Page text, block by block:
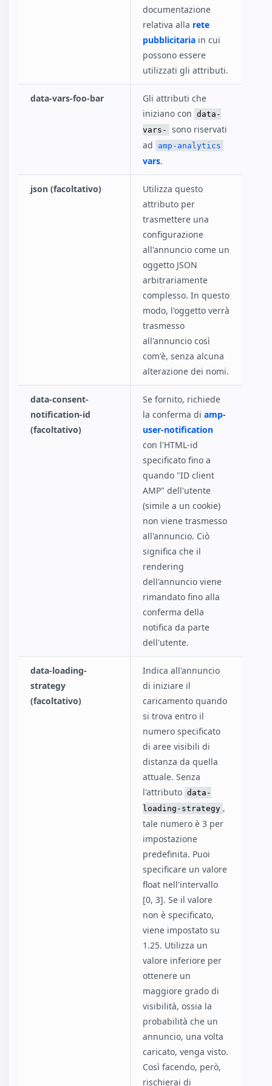
documentazione
relativa alla rete
pubblicitaria in cui
possono essere
utilizzati gli attributi.
data-vars-foo-bar
Gli attributi che
iniziano con data-
vars-
sono riservati
ad
amp-analytics
vars.
json (facoltativo)
Utilizza questo
attributo per
trasmettere una
configurazione
all'annuncio come un
oggetto JSON
arbitrariamente
complesso. In questo
modo, l'oggetto verrà
trasmesso
all'annuncio così
com'è, senza alcuna
alterazione dei nomi.
data-consent-
notification-id
(facoltativo)
Se fornito, richiede
la conferma di amp-
user-notification
con l'HTML-id
specificato fino a
quando "ID client
AMP" dell'utente
(simile a un cookie)
non viene trasmesso
all'annuncio. Ciò
significa che il
rendering
dell'annuncio viene
rimandato fino alla
conferma della
notifica da parte
dell'utente.
data-loading-
strategy
(facoltativo)
Indica all'annuncio
di iniziare il
caricamento quando
si trova entro il
numero specificato
di aree visibili di
distanza da quella
attuale. Senza
l'attributo data-
loading-strategy ,
tale numero è 3 per
impostazione
predefinita. Puoi
specificare un valore
float nell'intervallo
[0, 3]. Se il valore
non è specificato,
viene impostato su
1.25. Utilizza un
valore inferiore per
ottenere un
maggiore grado di
visibilità, ossia la
probabilità che un
annuncio, una volta
caricato, venga visto.
Così facendo, però,
rischierai di